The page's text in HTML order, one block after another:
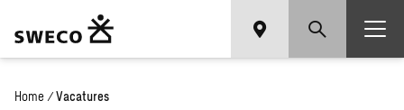
Home / Vacatures